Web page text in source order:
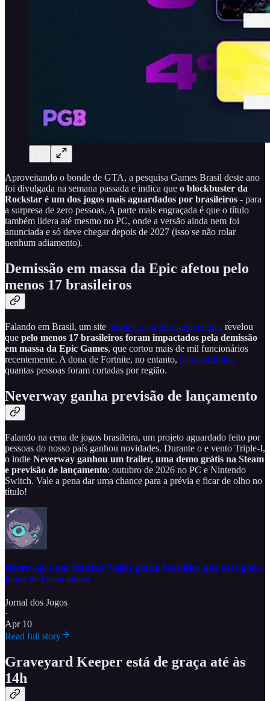
Aproveitando o bonde de GTA, a pesquisa Games Brasil deste ano
foi divulgada na semana passada e indica que o blockbuster da
Rockstar é um dos jogos mais aguardados por brasileiros - para
a surpresa de zero pessoas. A parte mais engraçada é que o título
também lidera até mesmo no PC, onde a versão ainda nem foi
anunciada e só deve chegar depois de 2027 (isso se não rolar
nenhum adiamento).
Demissão em massa da Epic afetou pelo
menos 17 brasileiros
Falando em Brasil, um site montado por desenvolvedores revelou
que pelo menos 17 brasileiros foram impactados pela demissão
em massa da Epic Games, que cortou mais de mil funcionários
recentemente. A dona de Fortnite, no entanto, não confirmou
quantas pessoas foram cortadas por região.
Neverway ganha previsão de lançamento
Falando na cena de jogos brasileira, um projeto aguardado feito por
pessoas do nosso país ganhou novidades. Durante o e vento Triple-I,
o indie Neverway ganhou um trailer, uma demo grátis na Steam
e previsão de lançamento: outubro de 2026 no PC e Nintendo
Switch. Vale a pena dar uma chance para a prévia e ficar de olho no
título!
Neverway é um Stardew Valley gótico brasileiro que você pode
jogar de graça agora
Jornal dos Jogos
·
Apr 10
Read full story
Graveyard Keeper está de graça até às
14h